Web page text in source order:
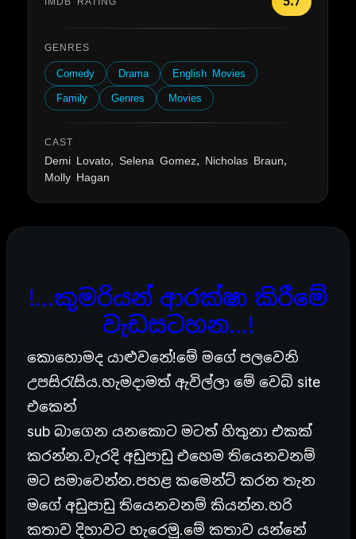
GENRES
Comedy Drama
English Movies
Family
Genres Movies
CAST
Demi Lovato, Selena Gomez, Nicholas Braun,
Molly Hagan
!…කුමරියන් ආරක්ෂා කිරීමේ
වැඩසටහන…!
කොහොමද යාළුවනේ!මේ මගේ පලවෙනි
උපසිරැසිය.හැමදාමත් ඇවිල්ලා මේ වෙබ් site
එකෙන්
sub බාගෙන යනකොට මටත් හිතුනා එකක්
කරන්න.වැරදි අඩුපාඩු එහෙම තියෙනවනම්
මට සමාවෙන්න.පහළ කමෙන්ට් කරන තැන
මගේ අඩුපාඩු තියෙනවනම් කියන්න.හරි
කතාව දිහාවට හැරෙමු.මේ කතාව යන්නේ